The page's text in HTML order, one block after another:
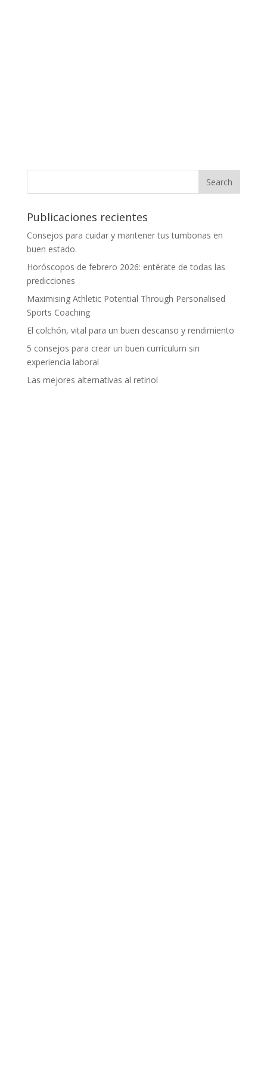
Publicaciones recientes
Consejos para cuidar y mantener tus tumbonas en
buen estado.
Horóscopos de febrero 2026: entérate de todas las
predicciones
Maximising Athletic Potential Through Personalised
Sports Coaching
El colchón, vital para un buen descanso y rendimiento
5 consejos para crear un buen currículum sin
experiencia laboral
Las mejores alternativas al retinol